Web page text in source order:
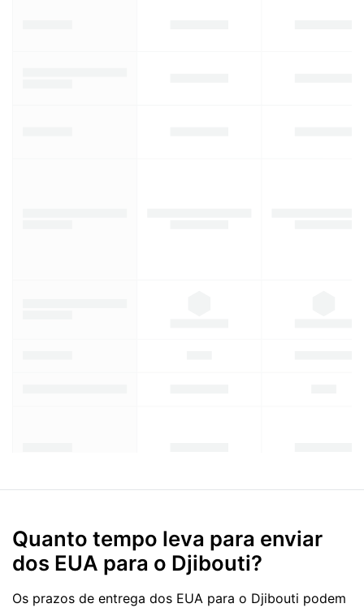
Quanto tempo leva para enviar
dos EUA para o Djibouti?
Os prazos de entrega dos EUA para o Djibouti podem